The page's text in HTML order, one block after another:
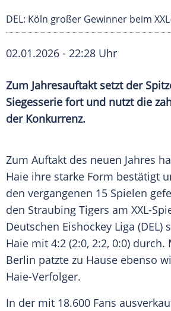
DEL: Köln großer Gewinner beim
02.01.2026 - 22:28 Uhr
Zum Jahresauftakt setzt der
Siegesserie fort und nutzt die
der Konkurrenz.
Zum Auftakt des neuen Jahres
Haie ihre starke Form bestätigt
den vergangenen 15 Spielen
den Straubing Tigers am XXL-
Deutschen Eishockey Liga (DEL)
Haie mit 4:2 (2:0, 2:2, 0:0) durch.
Berlin patzte zu Hause ebenso
Haie-Verfolger.
In der mit 18.600 Fans